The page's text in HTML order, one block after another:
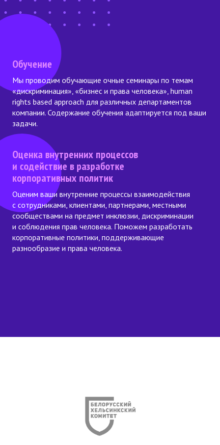
Обучение
Мы проводим обучающие очные семинары по темам
«дискриминация», «бизнес и права человека», human
rights based approach для различных департаментов
компании. Содержание обучения адаптируется под ваши
задачи.
Оценка внутренних процессов
и содействие в разработке
корпоративных политик
Оценим ваши внутренние процессы взаимодействия
с сотрудниками, клиентами, партнерами, местными
сообществами на предмет инклюзии, дискриминации
и соблюдения прав человека. Поможем разработать
корпоративные политики, поддерживающие
разнообразие и права человека.